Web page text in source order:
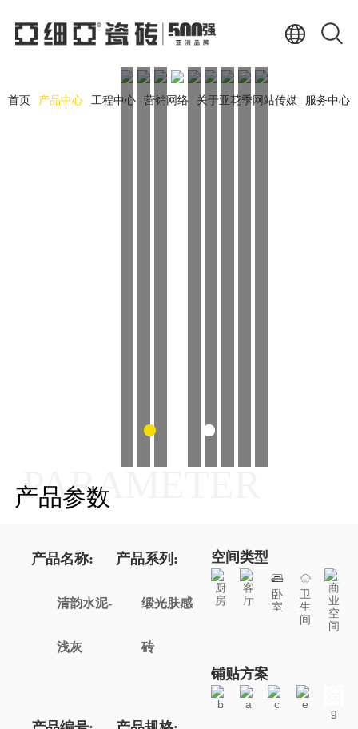
首页 产品中心 工程中心 营销网络 关于亚花季网站传媒 服务中心
产品参数
PARAMETER
产品名称:
清韵水泥-
浅灰
产品系列:
缎光肤感
砖
空间类型
厨
房
客
厅
卧
室
卫
生
间
商
业
空
间
铺贴方案
b a c e
g